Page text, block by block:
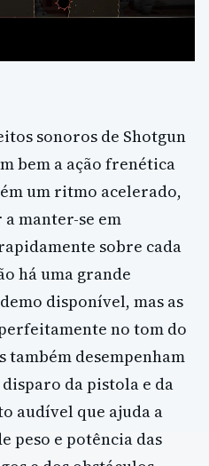
sonoros de Shotgun
bem a ação frenética
um ritmo acelerado,
manter-se em
sobre cada
há uma grande
disponível, mas as
no tom do
também desempenham
da pistola e da
audível que ajuda a
peso e potência das